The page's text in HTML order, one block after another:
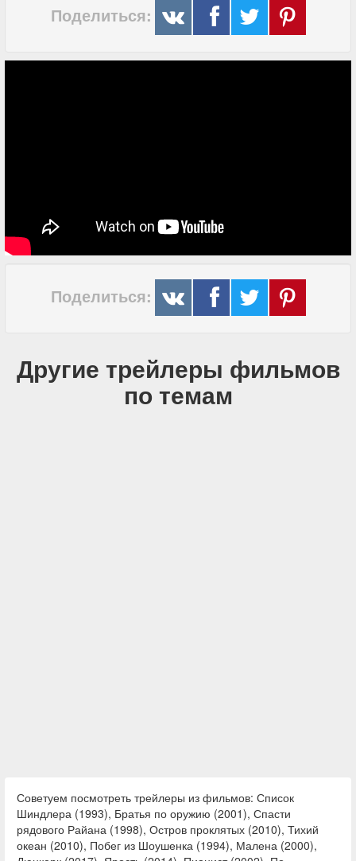
Поделиться:
Поделиться:
Другие трейлеры фильмов
по темам
Советуем посмотреть трейлеры из фильмов: Список
Шиндлера (1993), Братья по оружию (2001), Спасти
рядового Райана (1998), Остров проклятых (2010), Тихий
океан (2010), Побег из Шоушенка (1994), Малена (2000),